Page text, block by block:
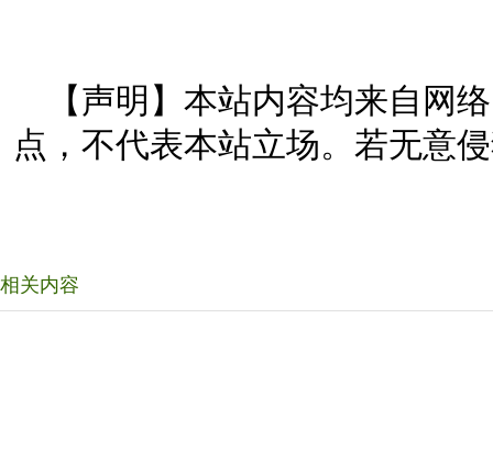
【声明】本站内容均来自网
点，不代表本站立场。若无意
相关内容